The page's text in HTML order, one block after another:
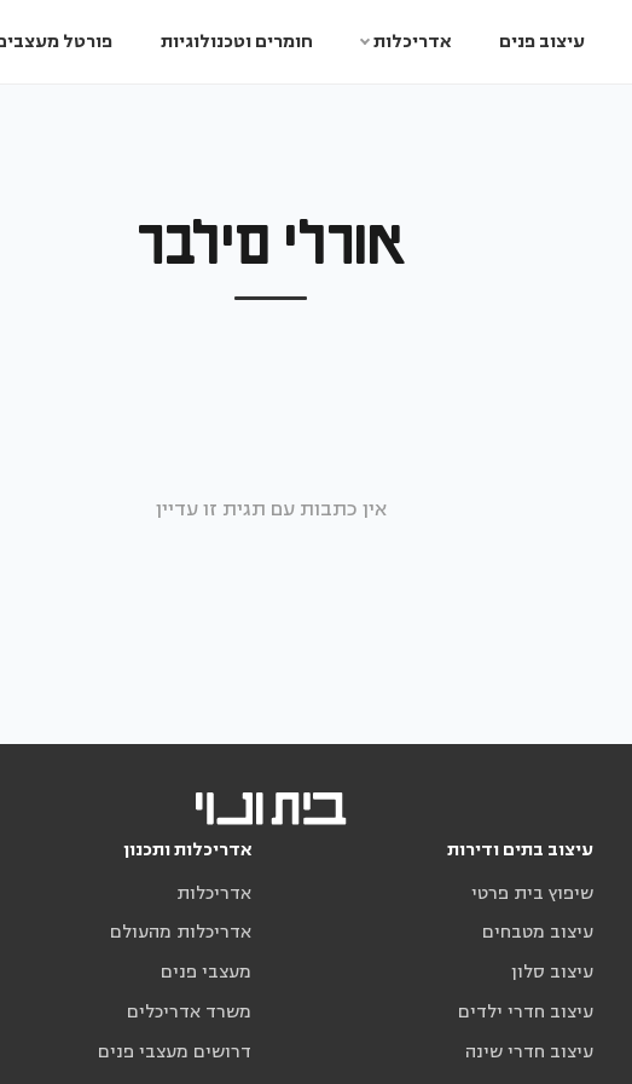
עיצוב פנים אדריכלות חומרים וטכנולוגיות פורטל
אורלי סילבר
אין כתבות עם תגית זו עדיין
עיצוב בתים ודירות
שיפוץ בית פרטי
עיצוב מטבחים
עיצוב סלון
עיצוב חדרי ילדים
עיצוב חדרי שינה
אדריכלות ותכנון
אדריכלות
אדריכלות מהעולם
מעצבי פנים
משרד אדריכלים
דרושים מעצבי פנים